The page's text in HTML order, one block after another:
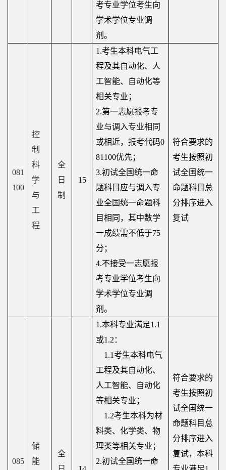
考专业学位考生向
学术学位专业调
剂。
081
100
控
制
科
学
与
工
程
全
日
制
15
1.考生本科电气工
程及其自动化、人
工智能、自动化等
相关专业；
2.第一志愿报考专
业与调入专业相同
或相近，报考代码0
81100优先；
3.初试全国统一命
题科目应与调入专
业全国统一命题科
目相同，其中数学
一成绩需不低于75
分；
4.不接受一志愿报
考专业学位考生向
学术学位专业调
剂。
符合要求的
考生按照初
试全国统一
命题科目总
分排序进入
复试
085
储
能
全
1.本科专业满足1.1
或1.2：
1.1考生本科电气
工程及其自动化、
人工智能、自动化
等相关专业；
1.2考生本科为材
料类、化学类、物
理类等相关专业；
2.初试全国统一命
符合要求的
考生按照初
试全国统一
命题科目总
分排序进入
复试，本科